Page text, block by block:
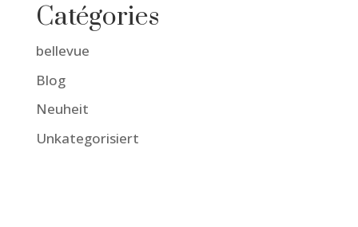
Catégories
bellevue
Blog
Neuheit
Unkategorisiert